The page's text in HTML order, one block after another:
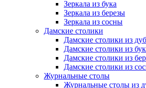
Зеркала из бука
Зеркала из березы
Зеркала из сосны
Дамские столики
Дамские столики из
Дамские столики из
Дамские столики из
Дамские столики из
Журнальные столы
Журнальные столы из